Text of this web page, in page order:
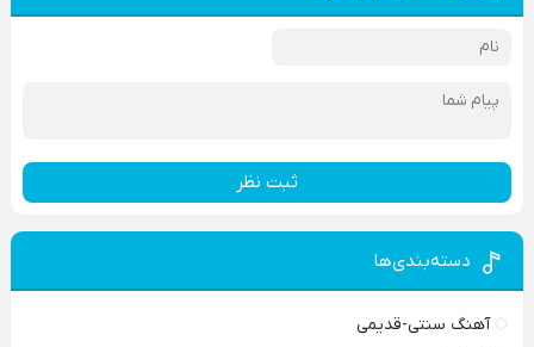
ثبت نظر
دسته‌بندی‌ها
آهنگ سنتی-قدیمی